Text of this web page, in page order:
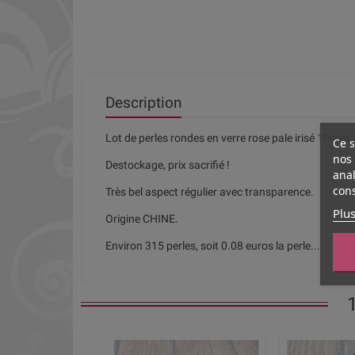
Description
Lot de perles rondes en verre rose pale irisé
Destockage, prix sacrifié !
Très bel aspect régulier avec transparence.
Origine CHINE.
Environ 315 perles, soit 0.08 euros la perle...
Ce